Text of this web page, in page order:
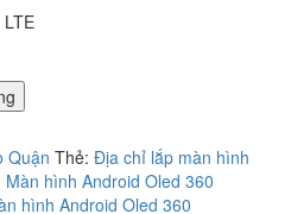
Quận Thẻ: Địa chỉ lắp màn hình
Màn hình Android Oled 360
hình Android Oled 360